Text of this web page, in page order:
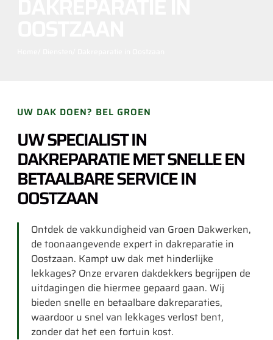
UW DAK DOEN? BEL GROEN
UW SPECIALIST IN
DAKREPARATIE MET SNELLE EN
BETAALBARE SERVICE IN
OOSTZAAN
Ontdek de vakkundigheid van Groen Dakwerken,
de toonaangevende expert in dakreparatie in
Oostzaan. Kampt uw dak met hinderlijke
lekkages? Onze ervaren dakdekkers begrijpen de
uitdagingen die hiermee gepaard gaan. Wij
bieden snelle en betaalbare dakreparaties,
waardoor u snel van lekkages verlost bent,
zonder dat het een fortuin kost.